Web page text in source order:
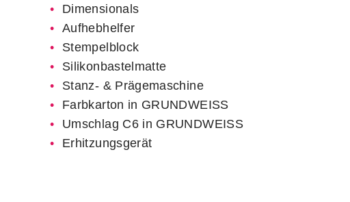
Dimensionals
Aufhebhelfer
Stempelblock
Silikonbastelmatte
Stanz- & Prägemaschine
Farbkarton in GRUNDWEISS
Umschlag C6 in GRUNDWEISS
Erhitzungsgerät